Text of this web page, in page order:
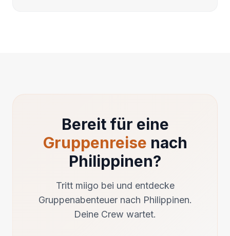
Bereit für eine
Gruppenreise nach
Philippinen?
Tritt miigo bei und entdecke
Gruppenabenteuer nach Philippinen.
Deine Crew wartet.